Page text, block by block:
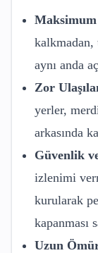
aynı anda
Zor
yerler,
arkasında
Güvenlik
izlenimi
kurularak
kapanması
Uzun